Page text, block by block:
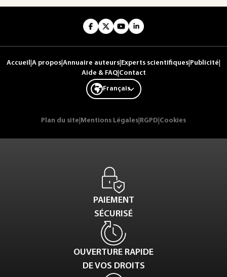
Accueil A propos Annuaire auteurs Experts scientifiques Publicité
Aide & FAQ| Contact
Français
Plan du site Mentions Légales RGPD Cookies
PAIEMENT
SÉCURISÉ
OUVERTURE RAPIDE
DE VOS DROITS